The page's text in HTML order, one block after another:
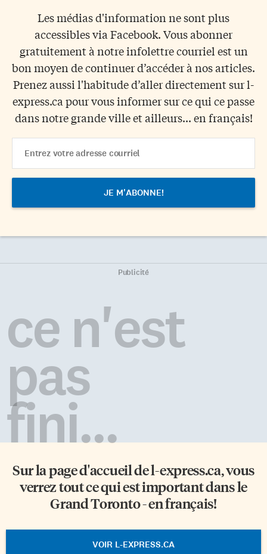
Les médias d'information ne sont plus
accessibles via Facebook. Vous abonner
gratuitement à notre infolettre courriel est un
bon moyen de continuer d’accéder à nos articles.
Prenez aussi l'habitude d’aller directement sur l-
express.ca pour vous informer sur ce qui ce passe
dans notre grande ville et ailleurs... en français!
Address
Publicité
ce n'est
pas
fini...
Sur la page d'accueil del-express.ca, vous
verrez tout ce qui est important dans le
Grand Toronto - en français!
VOIR L-EXPRESS.CA